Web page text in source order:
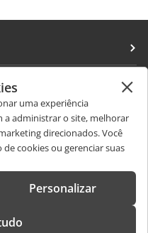
uma experiência
a administrar o site, melhorar
direcionados. Você
cookies ou gerenciar suas
Personalizar